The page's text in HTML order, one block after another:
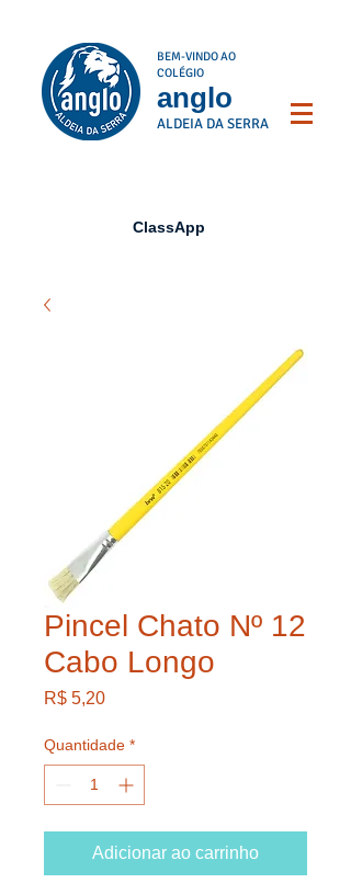
BEM-VINDO AO
COLÉGIO
anglo
ALDEIA DA SERRA
ClassApp
Pincel Chato Nº 12
Cabo Longo
R$ 5,20Preço
Quantidade *
Adicionar ao carrinho